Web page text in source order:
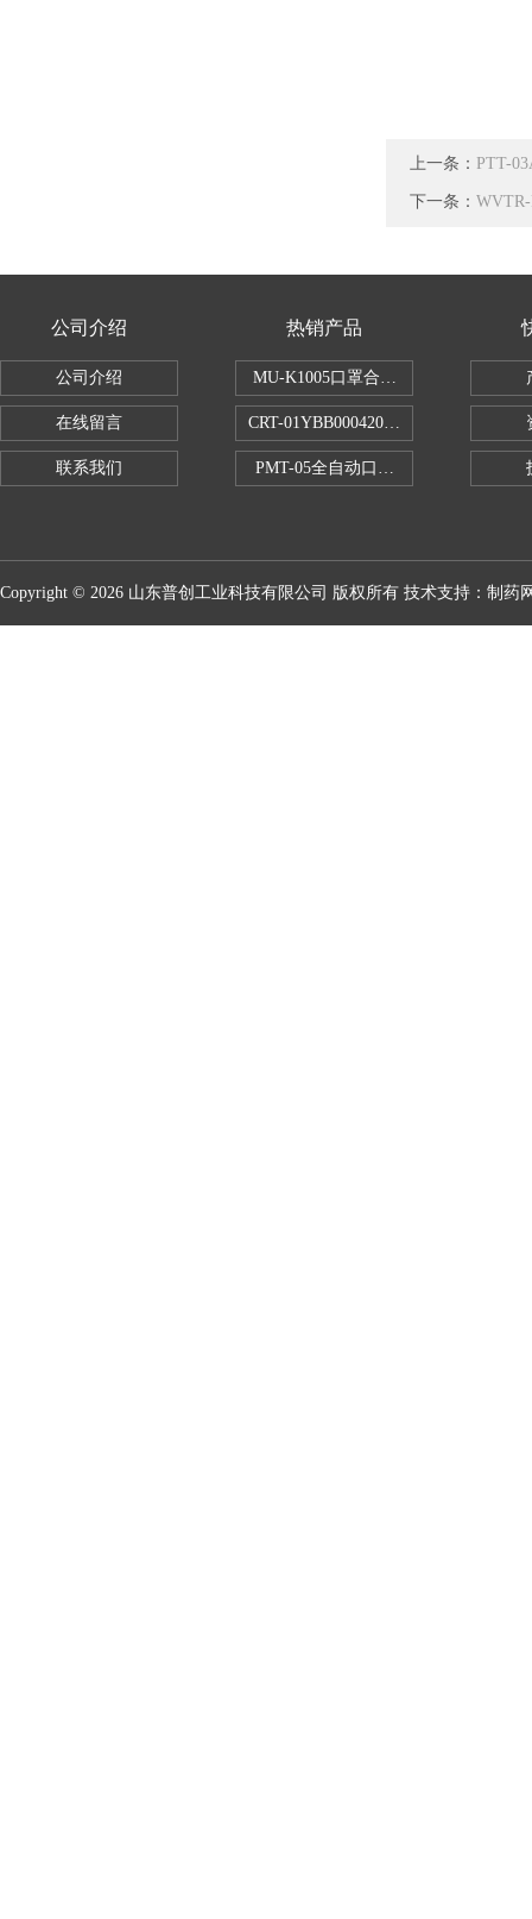
上一条： PTT-
下一条：
公司介绍
公司介绍
在线留言
联系我们
热销产品
MU-K1005口罩合成血液穿透试验仪
CRT-01YBB00042005数显式安瓿瓶圆
PMT-05全自动口红折断力测试仪
Copyright © 2026 山东普创工业科技有限公司 版权所有 技术支持： 制药